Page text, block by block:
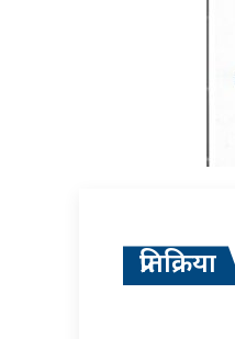
प्रतिक्रिया